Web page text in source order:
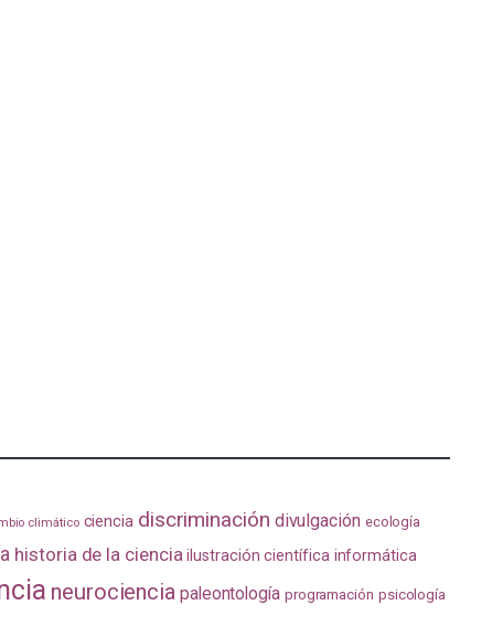
climático ciencia discriminación divulgación ecología
historia de la ciencia ilustración científica informática
neurociencia paleontología programación psicología